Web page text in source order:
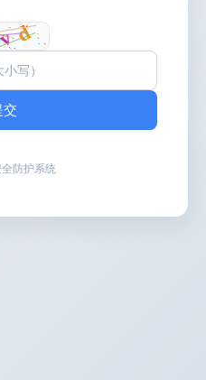
交
防护系统